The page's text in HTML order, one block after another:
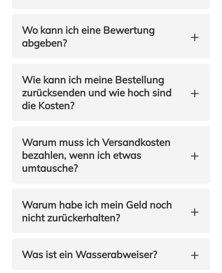
+
Wo kann ich eine Bewertung
abgeben?
+
Wie kann ich meine Bestellung
zurücksenden und wie hoch sind
die Kosten?
+
Warum muss ich Versandkosten
bezahlen, wenn ich etwas
umtausche?
+
Warum habe ich mein Geld noch
nicht zurückerhalten?
+
Was ist ein Wasserabweiser?